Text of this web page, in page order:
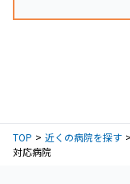
TOP 近くの病院を探す
対応病院